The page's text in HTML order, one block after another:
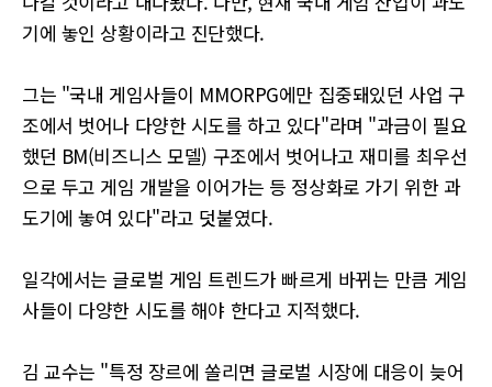
기에 놓인 상황이라고 진단했다.
그는 "국내 게임사들이 MMORPG에만 집중돼있던 사업 구
조에서 벗어나 다양한 시도를 하고 있다"라며 "과금이 필요
했던 BM(비즈니스 모델) 구조에서 벗어나고 재미를 최우선
으로 두고 게임 개발을 이어가는 등 정상화로 가기 위한 과
도기에 놓여 있다"라고 덧붙였다.
일각에서는 글로벌 게임 트렌드가 빠르게 바뀌는 만큼 게임
사들이 다양한 시도를 해야 한다고 지적했다.
김 교수는 "특정 장르에 쏠리면 글로벌 시장에 대응이 늦어